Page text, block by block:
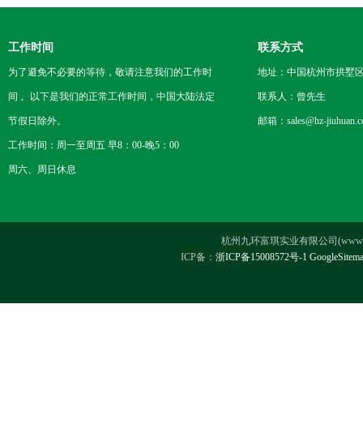
工作时间
为了避免不必要的等待，敬请注意我们的工作时
间 。以下是我们的正常工作时间，中国大陆法定
节假日除外。
工作时间：周一至周五 早8：00-晚5：00
周六、周日休息
联系方式
地址：中国杭州市拱墅
联系人：曾先生
邮箱：sales@hz-
杭州九环富琪实业有限公司
ICP备： 浙ICP备15008572号-1